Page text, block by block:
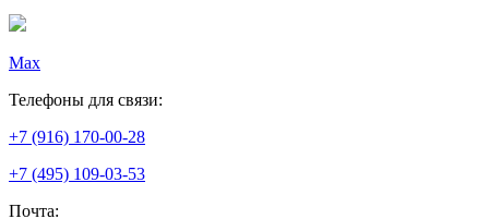
Max
Телефоны для связи:
+7 (916) 170-00-28
+7 (495) 109-03-53
Почта: